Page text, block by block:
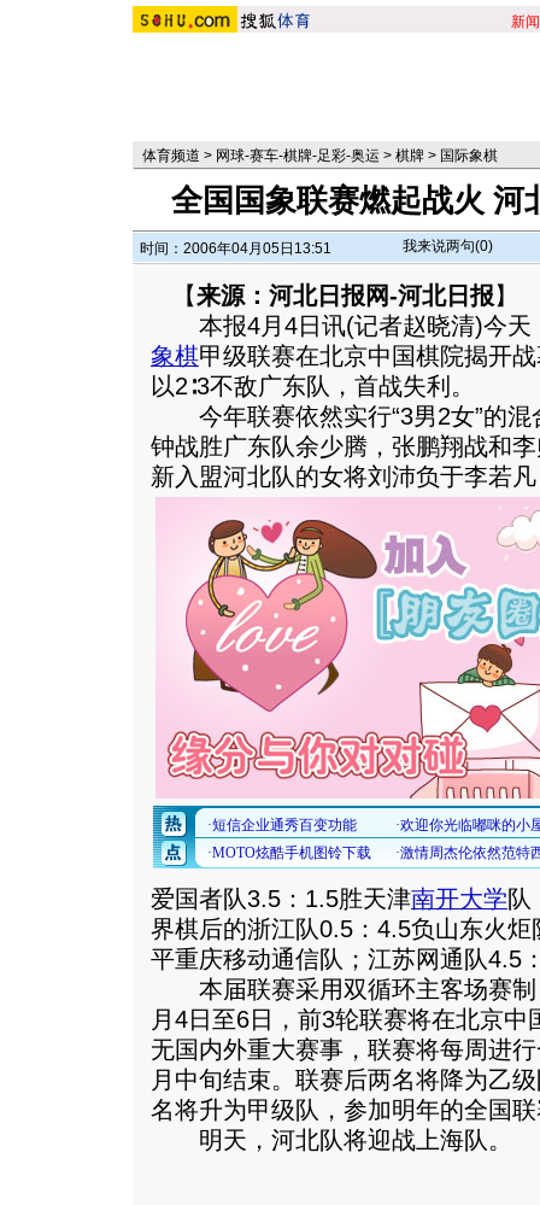
新闻
体育频道 > 网球-赛车-棋牌-足彩-奥运 > 棋牌 > 国际象棋
全国国象联赛燃起战火 河
时间：2006年04月05日13:51 我来说两句(0)
【来源：河北日报网-河北日报】
本报4月4日讯(记者赵晓清)今天
象棋甲级联赛在北京中国棋院揭开
以2∶3不敌广东队，首战失利。
今年联赛依然实行“3男2女”的混
钟战胜广东队余少腾，张鹏翔战和
新入盟河北队的女将刘沛负于李若
爱国者队3.5：1.5胜天津南开大学队
界棋后的浙江队0.5：4.5负山东火
平重庆移动通信队；江苏网通队4.5
本届联赛采用双循环主客场赛制
月4日至6日，前3轮联赛将在北京
无国内外重大赛事，联赛将每周进
月中旬结束。联赛后两名将降为乙
名将升为甲级队，参加明年的全国
明天，河北队将迎战上海队。